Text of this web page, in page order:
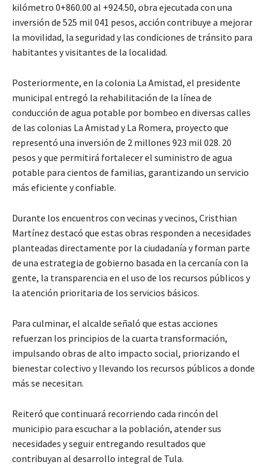
kilómetro 0+860.00 al +924.50, obra ejecutada con una
inversión de 525 mil 041 pesos, acción contribuye a mejorar
la movilidad, la seguridad y las condiciones de tránsito para
habitantes y visitantes de la localidad.
Posteriormente, en la colonia La Amistad, el presidente
municipal entregó la rehabilitación de la línea de
conducción de agua potable por bombeo en diversas calles
de las colonias La Amistad y La Romera, proyecto que
representó una inversión de 2 millones 923 mil 028. 20
pesos y que permitirá fortalecer el suministro de agua
potable para cientos de familias, garantizando un servicio
más eficiente y confiable.
Durante los encuentros con vecinas y vecinos, Cristhian
Martínez destacó que estas obras responden a necesidades
planteadas directamente por la ciudadanía y forman parte
de una estrategia de gobierno basada en la cercanía con la
gente, la transparencia en el uso de los recursos públicos y
la atención prioritaria de los servicios básicos.
Para culminar, el alcalde señaló que estas acciones
refuerzan los principios de la cuarta transformación,
impulsando obras de alto impacto social, priorizando el
bienestar colectivo y llevando los recursos públicos a donde
más se necesitan.
Reiteró que continuará recorriendo cada rincón del
municipio para escuchar a la población, atender sus
necesidades y seguir entregando resultados que
contribuyan al desarrollo integral de Tula.